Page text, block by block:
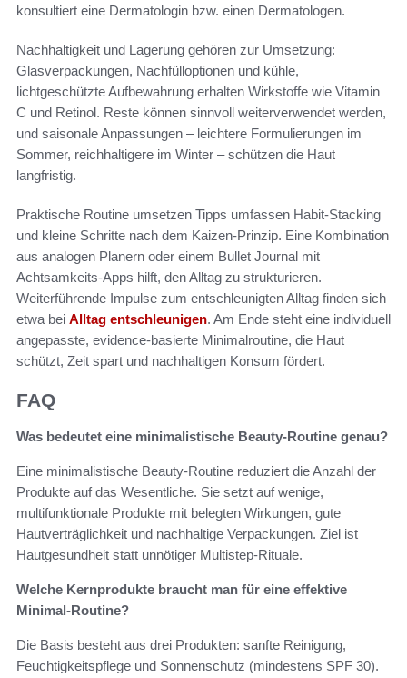
konsultiert eine Dermatologin bzw. einen Dermatologen.
Nachhaltigkeit und Lagerung gehören zur Umsetzung:
Glasverpackungen, Nachfülloptionen und kühle,
lichtgeschützte Aufbewahrung erhalten Wirkstoffe wie Vitamin
C und Retinol. Reste können sinnvoll weiterverwendet werden,
und saisonale Anpassungen – leichtere Formulierungen im
Sommer, reichhaltigere im Winter – schützen die Haut
langfristig.
Praktische Routine umsetzen Tipps umfassen Habit-Stacking
und kleine Schritte nach dem Kaizen-Prinzip. Eine Kombination
aus analogen Planern oder einem Bullet Journal mit
Achtsamkeits-Apps hilft, den Alltag zu strukturieren.
Weiterführende Impulse zum entschleunigten Alltag finden sich
etwa bei Alltag entschleunigen. Am Ende steht eine individuell
angepasste, evidence-basierte Minimalroutine, die Haut
schützt, Zeit spart und nachhaltigen Konsum fördert.
FAQ
Was bedeutet eine minimalistische Beauty-Routine genau?
Eine minimalistische Beauty-Routine reduziert die Anzahl der
Produkte auf das Wesentliche. Sie setzt auf wenige,
multifunktionale Produkte mit belegten Wirkungen, gute
Hautverträglichkeit und nachhaltige Verpackungen. Ziel ist
Hautgesundheit statt unnötiger Multistep-Rituale.
Welche Kernprodukte braucht man für eine effektive
Minimal-Routine?
Die Basis besteht aus drei Produkten: sanfte Reinigung,
Feuchtigkeitspflege und Sonnenschutz (mindestens SPF 30).